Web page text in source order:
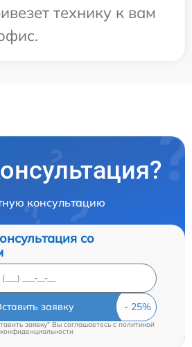
технику к вам
консультацию
со
заявку
заявку" Вы соглашаетесь cполитикой
конфиденциальности